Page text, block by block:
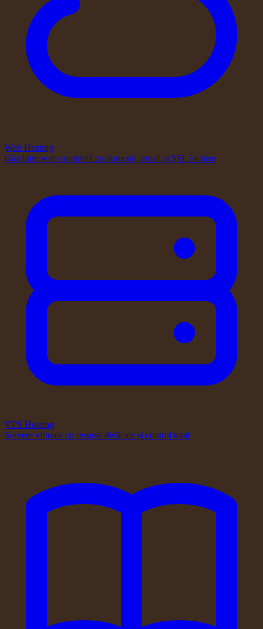
Web Hosting
Găzduire web completă cu domenii, email și SSL incluse
VPS Hosting
Servere virtuale cu resurse dedicate și control total